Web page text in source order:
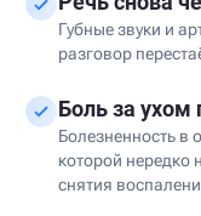
Губные звуки и
разговор
Боль за ухом
Болезненность в
которой нередко
снятия